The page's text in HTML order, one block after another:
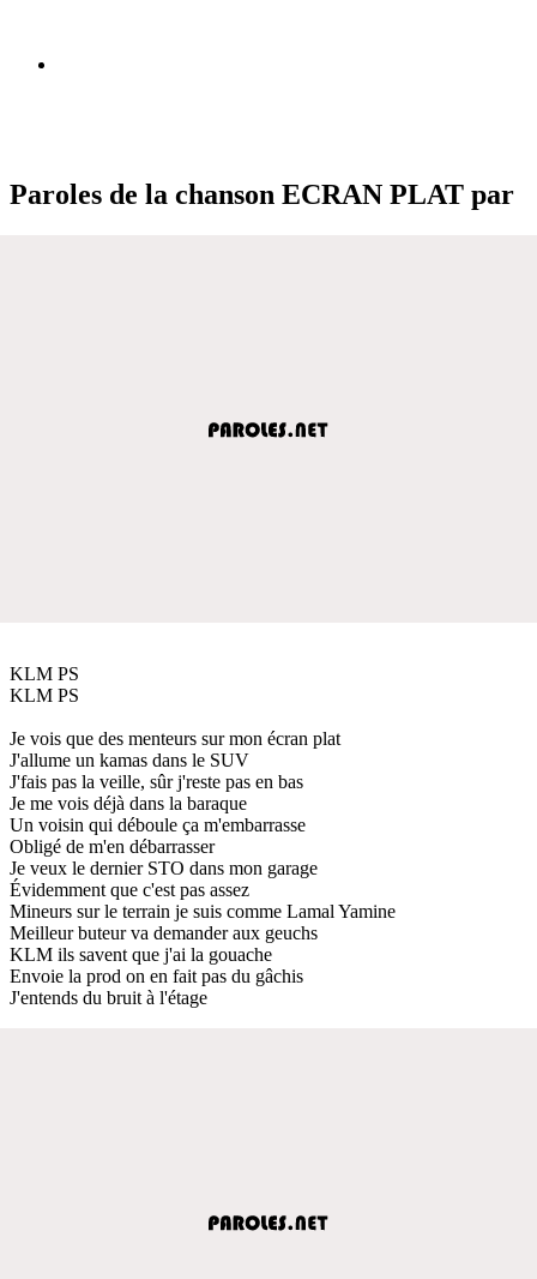
Paroles de la chanson ECRAN PLAT par
KLM PS
KLM PS
Je vois que des menteurs sur mon écran plat
J'allume un kamas dans le SUV
J'fais pas la veille, sûr j'reste pas en bas
Je me vois déjà dans la baraque
Un voisin qui déboule ça m'embarrasse
Obligé de m'en débarrasser
Je veux le dernier STO dans mon garage
Évidemment que c'est pas assez
Mineurs sur le terrain je suis comme Lamal Yamine
Meilleur buteur va demander aux geuchs
KLM ils savent que j'ai la gouache
Envoie la prod on en fait pas du gâchis
J'entends du bruit à l'étage